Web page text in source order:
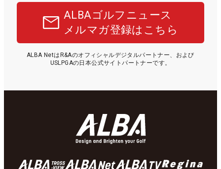
ALBAゴルフニュース
メルマガ登録はこちら
ALBA NetはR&Aのオフィシャルデジタルパートナー、および
USLPGAの日本公式サイトパートナーです。